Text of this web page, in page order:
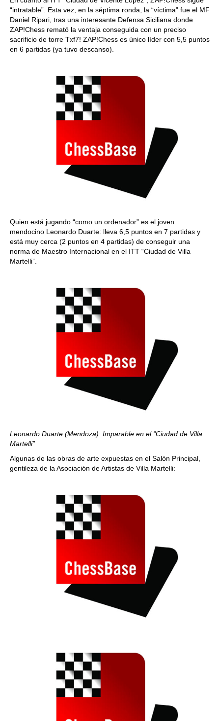
“intratable”. Esta vez, en la séptima ronda, la “víctima” fue el MF
Daniel Ripari, tras una interesante Defensa Siciliana donde
ZAP!Chess remató la ventaja conseguida con un preciso
sacrificio de torre Txf7! ZAP!Chess es único líder con 5,5 puntos
en 6 partidas (ya tuvo descanso).
Quien está jugando “como un ordenador” es el joven
mendocino Leonardo Duarte: lleva 6,5 puntos en 7 partidas y
está muy cerca (2 puntos en 4 partidas) de conseguir una
norma de Maestro Internacional en el ITT “Ciudad de Villa
Martelli”.
Leonardo Duarte (Mendoza): Imparable en el “Ciudad de Villa
Martelli”
Algunas de las obras de arte expuestas en el Salón Principal,
gentileza de la Asociación de Artistas de Villa Martelli: